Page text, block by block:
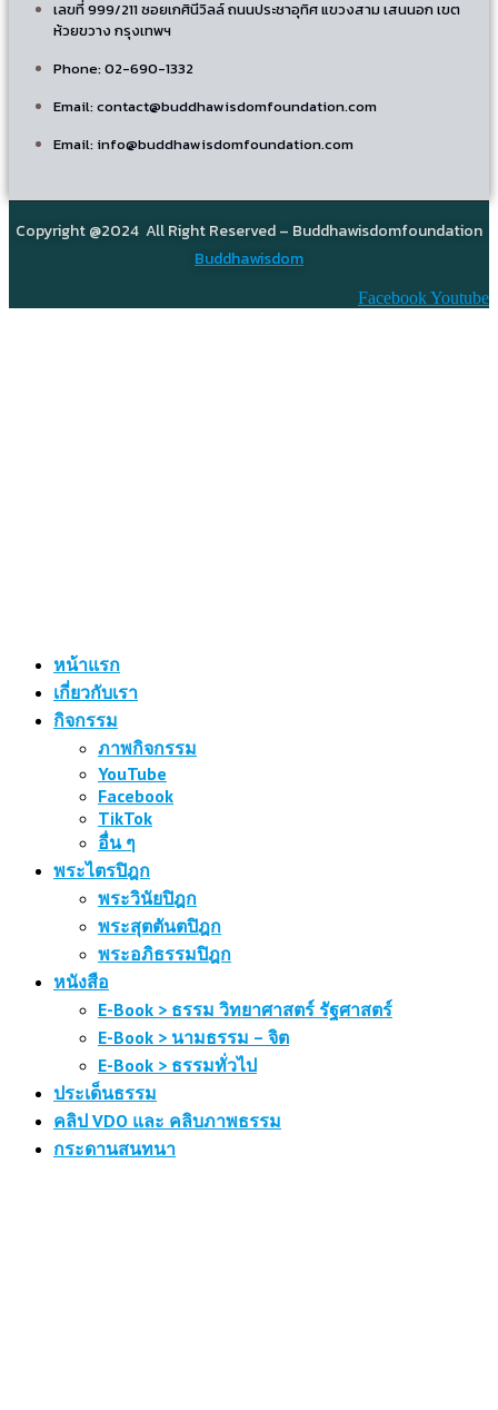
เลขที่ 999/211 ซอยเกศินีวิลล์ ถนนประชาอุทิศ แขวงสาม เสนนอก เขต
ห้วยขวาง กรุงเทพฯ
Phone: 02-690-1332
Email: contact@buddhawisdomfoundation.com
Email: info@buddhawisdomfoundation.com
Copyright @2024 All Right Reserved – Buddhawisdomfoundation
Buddhawisdom
FacebookYoutube
หน้าแรก
เกี่ยวกับเรา
กิจกรรม
ภาพกิจกรรม
YouTube
Facebook
TikTok
อื่น ๆ
พระไตรปิฎก
พระวินัยปิฎก
พระสุตตันตปิฎก
พระอภิธรรมปิฎก
หนังสือ
E-Book > ธรรม วิทยาศาสตร์ รัฐศาสตร์
E-Book > นามธรรม – จิต
E-Book > ธรรมทั่วไป
ประเด็นธรรม
คลิป VDO และ คลิบภาพธรรม
กระดานสนทนา